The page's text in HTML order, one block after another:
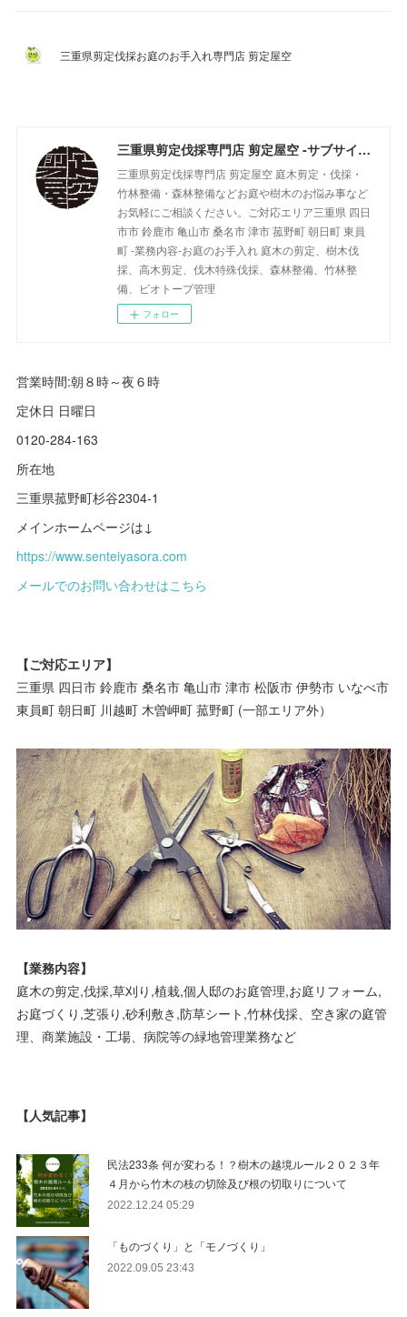
三重県剪定伐採お庭のお手入れ専門店 剪定屋空
三重県剪定伐採専門店 剪定屋空 -サブサイト-
三重県剪定伐採専門店 剪定屋空 庭木剪定・伐採・
竹林整備・森林整備などお庭や樹木のお悩み事など
お気軽にご相談ください。ご対応エリア三重県 四日
市市 鈴鹿市 亀山市 桑名市 津市 菰野町 朝日町 東員
町 -業務内容-お庭のお手入れ 庭木の剪定、樹木伐
採、高木剪定、伐木特殊伐採、森林整備、竹林整
備、ビオトープ管理
フォロー
営業時間:朝８時～夜６時
定休日 日曜日
0120-284-163
所在地
三重県菰野町杉谷2304-1
メインホームページは↓
https://www.senteiyasora.com
メールでのお問い合わせはこちら
【ご対応エリア】
三重県 四日市 鈴鹿市 桑名市 亀山市 津市 松阪市 伊勢市 いなべ市
東員町 朝日町 川越町 木曽岬町 菰野町 (一部エリア外）
【業務内容】
庭木の剪定,伐採,草刈り,植栽,個人邸のお庭管理,お庭リフォーム,
お庭づくり,芝張り,砂利敷き,防草シート,竹林伐採、空き家の庭管
理、商業施設・工場、病院等の緑地管理業務など
【人気記事】
民法233条 何が変わる！？樹木の越境ルール２０２３年
４月から竹木の枝の切除及び根の切取りについて
2022.12.24 05:29
「ものづくり」と「モノづくり」
2022.09.05 23:43